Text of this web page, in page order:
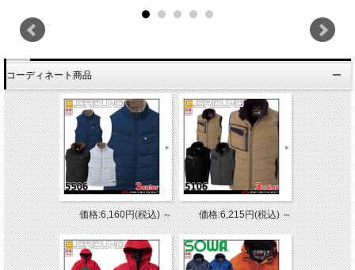
コーディネート商品
価格:6,160円(税込)～ 価格:6,215円(税込)～